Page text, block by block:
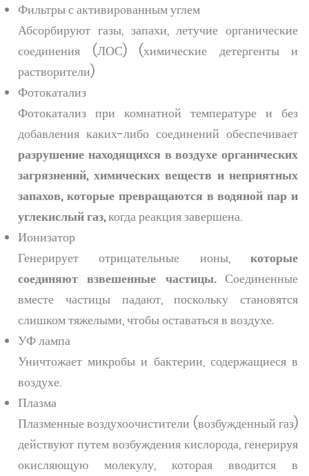
Фильтры с активированным углем
Абсорбируют газы, запахи, летучие органические
соединения (ЛОС) (химические детергенты и
растворители)
Фотокатализ
Фотокатализ при комнатной температуре и без
добавления каких-либо соединений обеспечивает
разрушение находящихся в воздухе органических
загрязнений, химических веществ и неприятных
запахов, которые превращаются в водяной пар и
углекислый газ,когда реакция завершена.
Ионизатор
Генерирует отрицательные ионы, которые
соединяют взвешенные частицы.Соединенные
вместе частицы падают, поскольку становятся
слишком тяжелыми, чтобы оставаться в воздухе.
УФ лампа
Уничтожает микробы и бактерии, содержащиеся в
воздухе.
Плазма
Плазменные воздухоочистители (возбужденный газ)
действуют путем возбуждения кислорода, генерируя
окисляющую молекулу, которая вводится в